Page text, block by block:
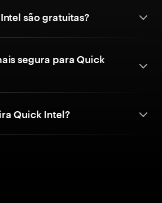
são gratuitas?
segura para Quick
Quick Intel?